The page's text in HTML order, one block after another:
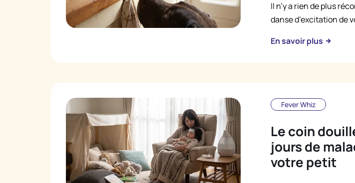
Il n’y a rien de plus
danse d’excitation de
En savoir plus
Fever Whiz
Le coin
jours de
votre petit